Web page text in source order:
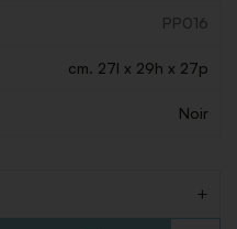
PP016
cm. 27l x 29h x 27p
Noir
+